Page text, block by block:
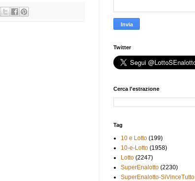
Twitter
Cerca l'estrazione
Tag
10 e Lotto (199)
10-e-Lotto (1958)
Lotto (2247)
SuperEnalotto (2230)
SuperEnalotto-SiVinceTutto